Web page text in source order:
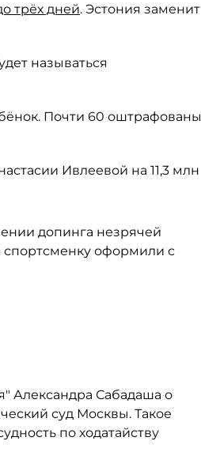
трёх дней. Эстония заменит
называться
Почти 60 оштрафованы
Ивлеевой на 11,3 млн
допинга незрячей
спортсменку оформили с
Александра Сабадаша о
суд Москвы. Такое
по ходатайству